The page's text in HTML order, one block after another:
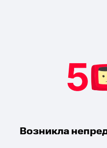
Возникла